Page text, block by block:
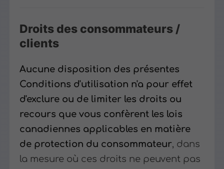
Droits des consommateurs /
clients
Aucune disposition des présentes
Conditions d'utilisation n'a pour effet
d'exclure ou de limiter les droits ou
recours que vous confèrent les lois
canadiennes applicables en matière
de protection du consommateur, dans
la mesure où ces droits ne peuvent pas